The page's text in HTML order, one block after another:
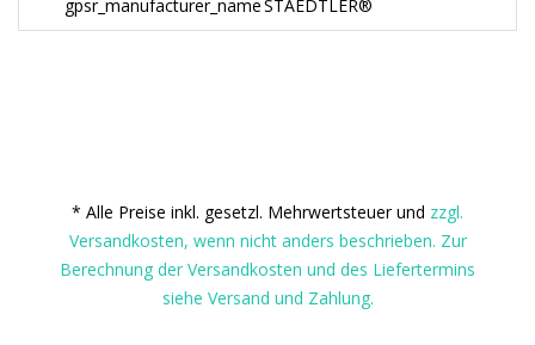
gpsr_manufacturer_nameSTAEDTLER®
* Alle Preise inkl. gesetzl. Mehrwertsteuer und zzgl.
Versandkosten, wenn nicht anders beschrieben. Zur
Berechnung der Versandkosten und des Liefertermins
siehe Versand und Zahlung.